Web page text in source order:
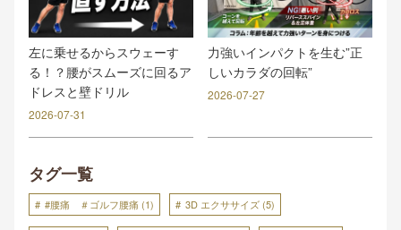
左に乗せるからスウェーす
る！？腰がスムーズに回るア
ドレスと壁ドリル
2026-07-31
力強いインパクトを生む”正
しいカラダの回転”
2026-07-27
タグ一覧
#腰痛 ＃ゴルフ腰痛 (1) 3D エクササイズ (5)